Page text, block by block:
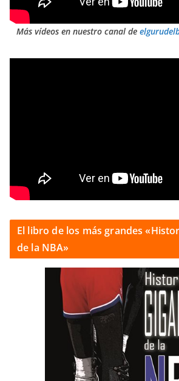
Más vídeos en nuestro canal de
El libro de los más grandes
de la NBA»